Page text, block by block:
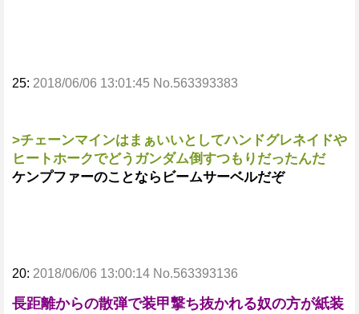
25: 2018/06/06 13:01:45 No.563393383
>チェーンマインはまぁいいとしてハンドグレネイドや
ヒートホークでどうガンダム倒すつもりだったんだ
ケンプファーのことならビームサーベルだぞ
20: 2018/06/06 13:00:14 No.563393136
長距離からの散弾で装甲撃ち抜かれる奴の方が紙装